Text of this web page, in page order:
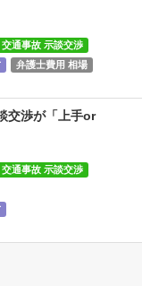
交通事故 示談交渉
弁護士費用 相場
交渉が「上手or
交通事故 示談交渉